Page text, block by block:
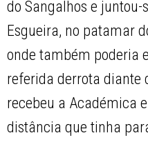
do Sangalhos e juntou-
Esgueira, no patamar
onde também poderia
referida derrota diante
recebeu a Académica
distância que tinha